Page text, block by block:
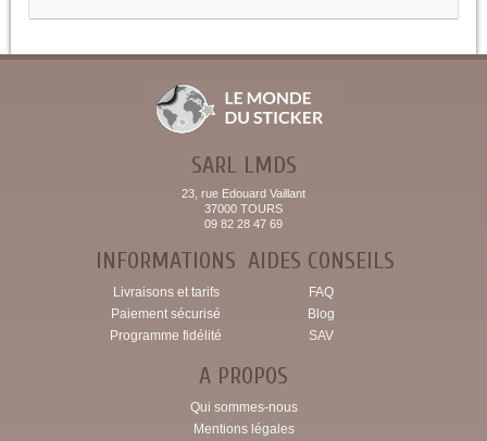
SARL LMDS
23, rue Edouard Vaillant
37000 TOURS
09 82 28 47 69
INFORMATIONS
Livraisons et tarifs
Paiement sécurisé
Programme fidélité
AIDES CONSEILS
FAQ
Blog
SAV
A PROPOS
Qui sommes-nous
Mentions légales